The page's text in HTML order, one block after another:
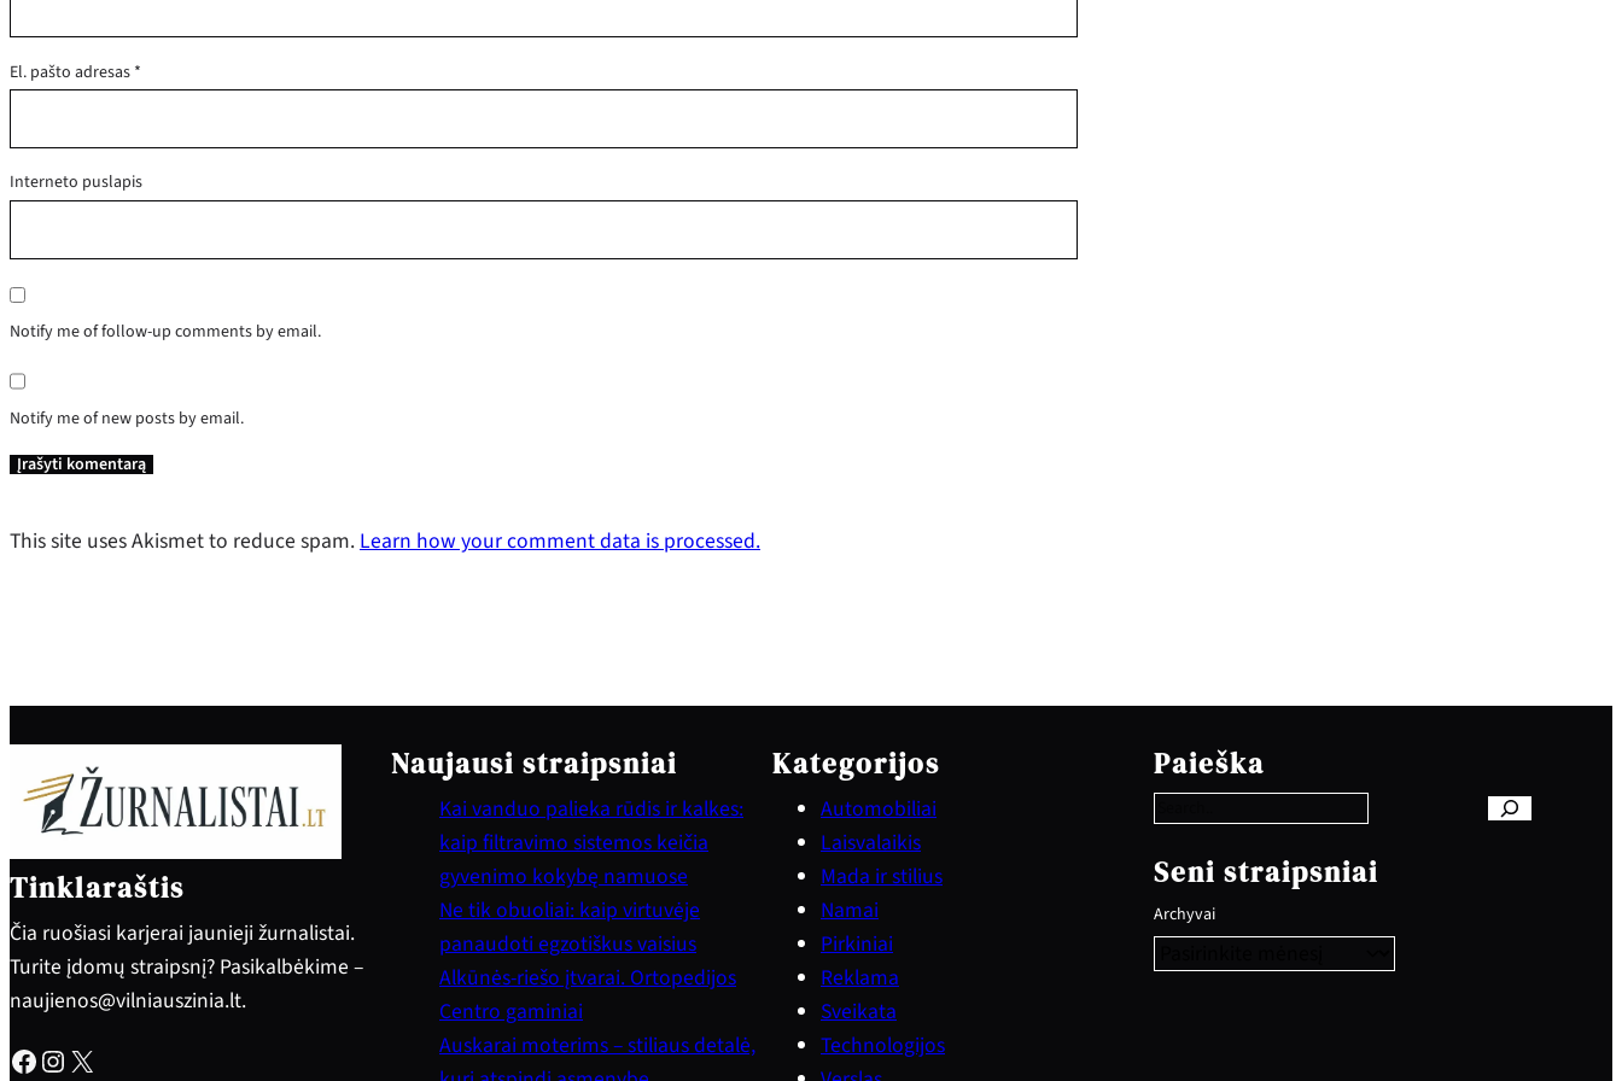
El. pašto adresas *
Interneto puslapis
Notify me of follow-up comments by email.
Notify me of new posts by email.
This site uses Akismet to reduce spam.Learn how your comment data is processed.
Tinklaraštis
Čia ruošiasi karjerai jaunieji žurnalistai.
Turite įdomų straipsnį? Pasikalbėkime –
naujienos@vilniauszinia.lt.
Facebook Instagram X
Naujausi straipsniai
Kai vanduo palieka rūdis ir kalkes:
kaip filtravimo sistemos keičia
gyvenimo kokybę namuose
Ne tik obuoliai: kaip virtuvėje
panaudoti egzotiškus vaisius
Alkūnės-riešo įtvarai. Ortopedijos
Centro gaminiai
Auskarai moterims – stiliaus detalė,
Kategorijos
Automobiliai
Laisvalaikis
Mada ir stilius
Namai
Pirkiniai
Reklama
Sveikata
Technologijos
Paieška
e
a
c
h
Seni straipsniai
Archyvai